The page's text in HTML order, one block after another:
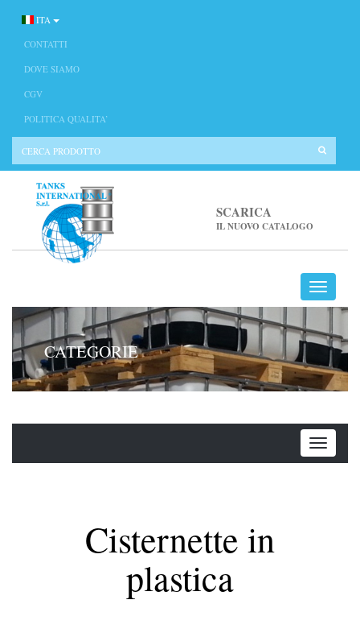
ITA
CONTATTI
DOVE SIAMO
CGV
POLITICA QUALITA’
SCARICA
IL NUOVO CATALOGO
CATEGORIE
Cisternette in
plastica